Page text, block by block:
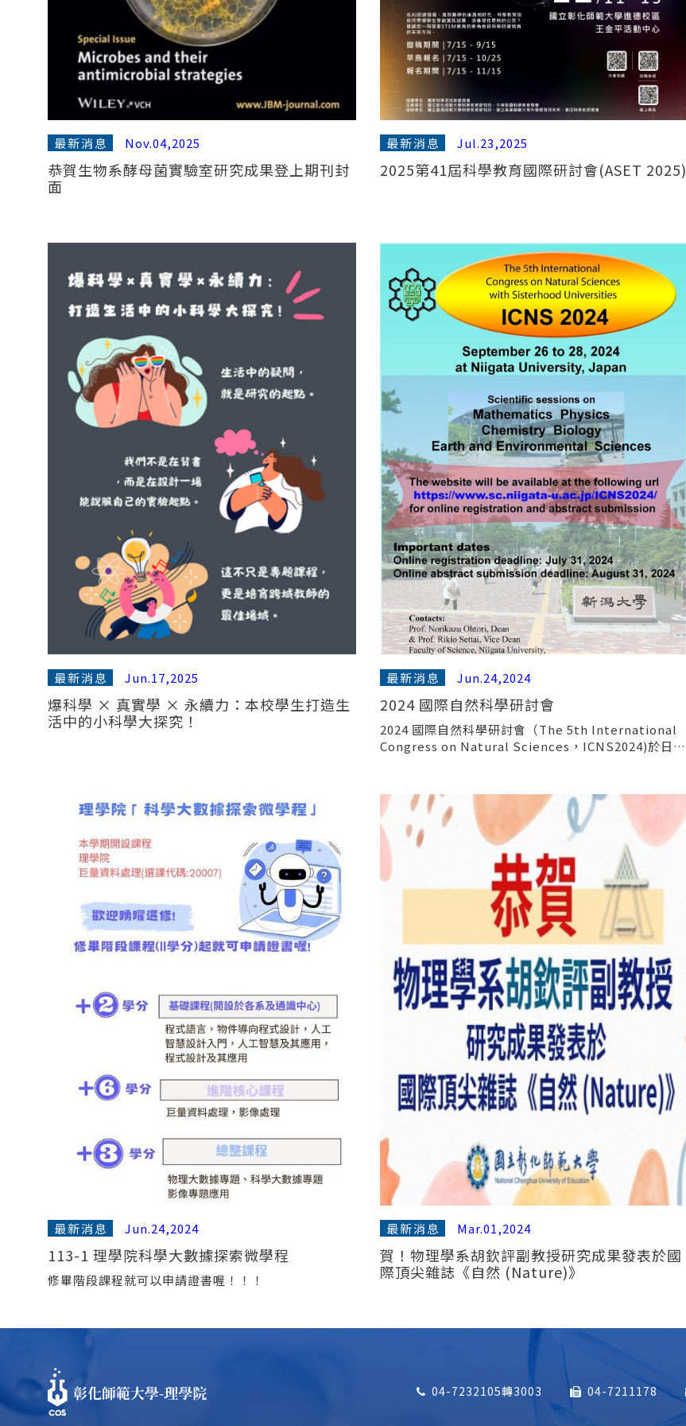
最新消息 Nov.04,2025
恭賀生物系酵母菌實驗室研究成果登上期刊封
面
最新消息 Jul.23,2025
2025第41屆科學教育國際研討會(ASET 2025)
最新消息 Jun.17,2025
爆科學 × 真實學 × 永續力：本校學生打造生
活中的小科學大探究！
最新消息 Jun.24,2024
2024 國際自然科學研討會
2024 國際自然科學研討會（The 5th International
Congress on Natural Sciences，ICNS2024)於日本
聯繫之管道與平台，拓展相關科學領域之國際合作機
會。歡迎本院師生踴躍報名參加!
最新消息 Jun.24,2024
113-1 理學院科學大數據探索微學程
修畢階段課程就可以申請證書喔！！！
最新消息 Mar.01,2024
賀！物理學系胡欽評副教授研究成果發表於國
際頂尖雜誌《自然 (Nature)》
04-7232105轉3003 04-7211178